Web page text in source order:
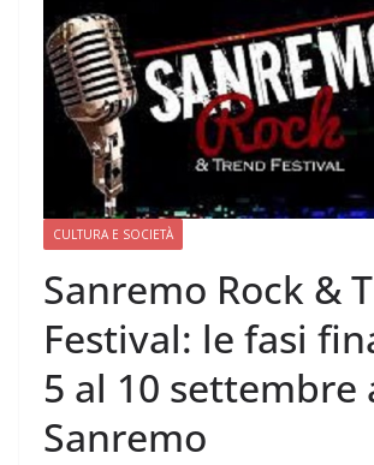
CULTURA E SOCIETÀ
Sanremo Rock &
Festival: le fasi
5 al 10 settembre
Sanremo